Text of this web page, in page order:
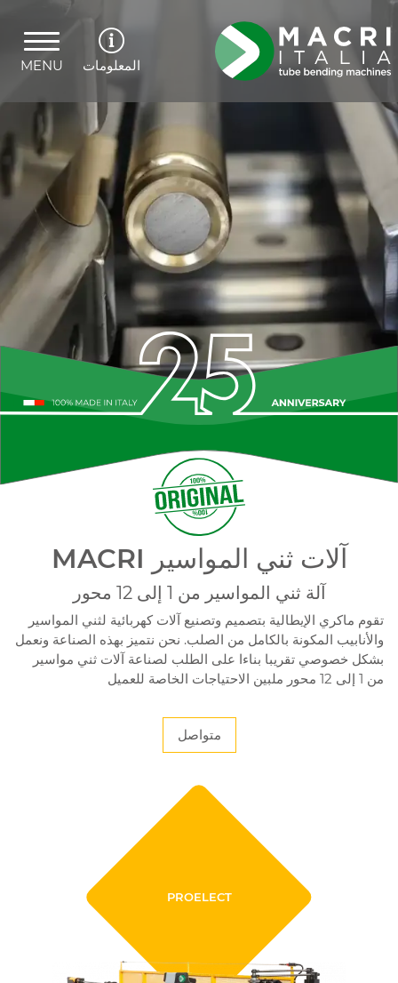
المعلومات MENU
MACRI آلات ثني المواسير
آلة ثني المواسير من 1 إلى 12 محور
تقوم ماكري الإيطالية بتصميم وتصنيع آلات كهربائية لثني المواسير
والأنابيب المكونة بالكامل من الصلب. نحن نتميز بهذه الصناعة ونعمل
بشكل خصوصي تقريبا بناءا على الطلب لصناعة آلات ثني مواسير
من 1 إلى 12 محور ملبين الاحتياجات الخاصة للعميل
متواصل
PROELECT